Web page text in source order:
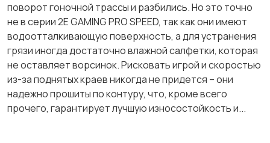
поворот гоночной трассы и разбились. Но это точно
не в серии 2E GAMING PRO SPEED, так как они имеют
водоотталкивающую поверхность, а для устранения
грязи иногда достаточно влажной салфетки, которая
не оставляет ворсинок. Рисковать игрой и скоростью
из-за поднятых краев никогда не придется – они
надежно прошиты по контуру, что, кроме всего
прочего, гарантирует лучшую износостойкость и...